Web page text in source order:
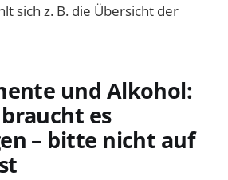
sich z. B. die Übersicht der
und Alkohol:
es
– bitte nicht auf